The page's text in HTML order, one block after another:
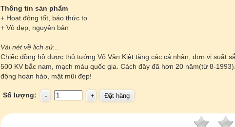
Thông tin sản phẩm
+ Hoạt động tốt, báo thức to
+ Vỏ đẹp, nguyên bản
Vài nét về lịch sử...
Chiếc đồng hồ được thủ tướng Võ Văn Kiệt tặng các cá nhân, đơn vị suất
500 KV bắc nam, mạch máu quốc gia. Cách đây đã hơn 20 năm(từ 8-
động hoàn hảo, mặt mũi đẹp!
Số lượng: